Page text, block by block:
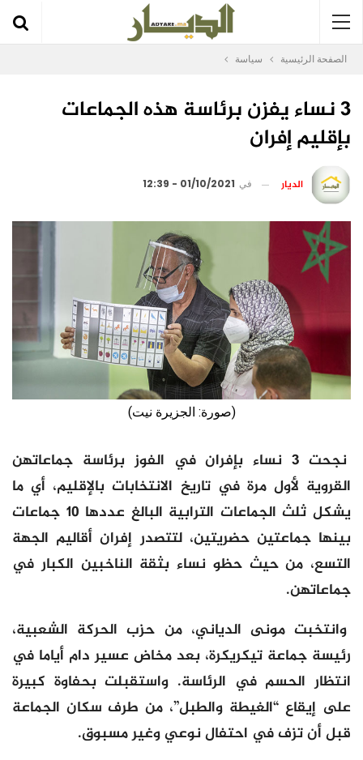
الصفحة الرئيسية سياسة
3 نساء يفزن برئاسة هذه الجماعات
بإقليم إفران
الديار في 01/10/2021 - 12:39
(صورة: الجزيرة نيت)
نجحت 3 نساء بإفران في الفوز برئاسة جماعاتهن
القروية لأول مرة في تاريخ الانتخابات بالإقليم، أي ما
يشكل ثلث الجماعات الترابية البالغ عددها 10 جماعات
بينها جماعتين حضريتين، لتتصدر إفران أقاليم الجهة
التسع، من حيث حظو نساء بثقة الناخبين الكبار في
جماعاتهن.
وانتخبت مونى الدياني، من حزب الحركة الشعبية،
رئيسة جماعة تيكريكرة، بعد مخاض عسير دام أياما في
انتظار الحسم في الرئاسة. واستقبلت بحفاوة كبيرة
على إيقاع “الغيطة والطبل”، من طرف سكان الجماعة
قبل أن تزف في احتفال نوعي وغير مسبوق.